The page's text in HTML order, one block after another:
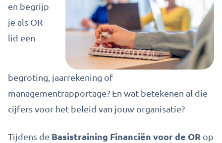
en begrijp
je als OR-
lid een
begroting, jaarrekening of
managementrapportage? En wat betekenen al die
cijfers voor het beleid van jouw organisatie?
Tijdens de Basistraining Financiën voor de OR op